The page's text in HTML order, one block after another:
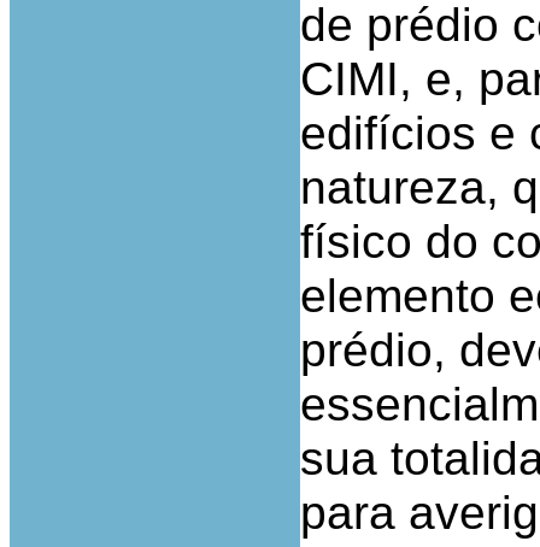
de prédio
CIMI, e,
edifícios e
natureza,
físico do
elemento
prédio,
sua
para